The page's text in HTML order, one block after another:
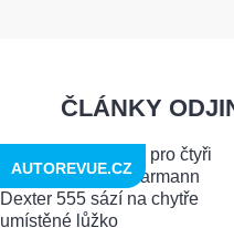
ČLÁNKY
AUTOREVUE.CZ